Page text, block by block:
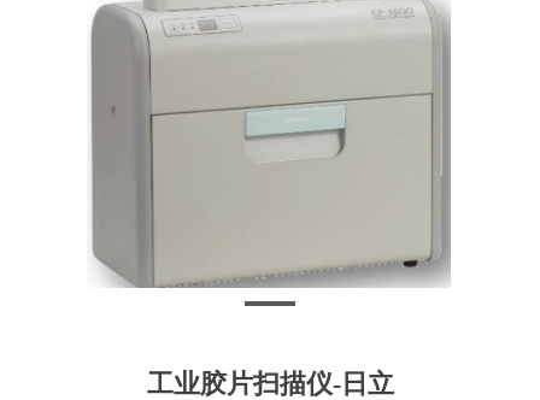
工业胶片扫描仪-日立